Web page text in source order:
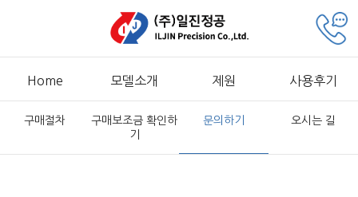
Home 모델소개 제원 사용후기
구매절차
구매보조금 확인하
기
문의하기 오시는 길